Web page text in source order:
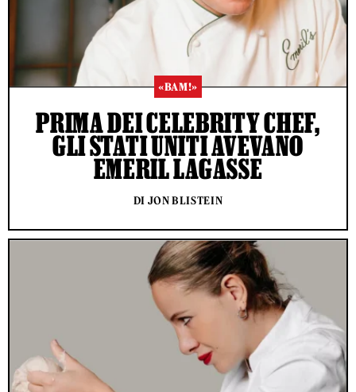
«BAM!»
PRIMA DEI CELEBRITY CHEF,
GLI STATI UNITI AVEVANO
EMERIL LAGASSE
DI JON BLISTEIN